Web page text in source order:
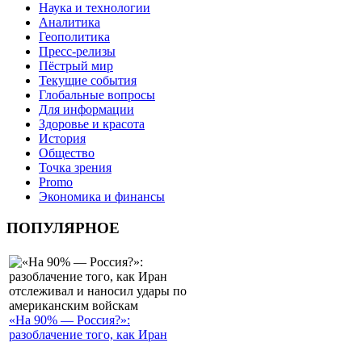
Наука и технологии
Аналитика
Геополитика
Пресс-релизы
Пёстрый мир
Текущие события
Глобальные вопросы
Для информации
Здоровье и красота
История
Общество
Точка зрения
Promo
Экономика и финансы
ПОПУЛЯРНОЕ
«На 90% — Россия?»:
разоблачение того, как Иран